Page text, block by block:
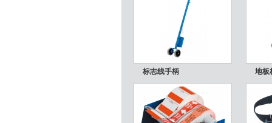
标志线手柄 地板